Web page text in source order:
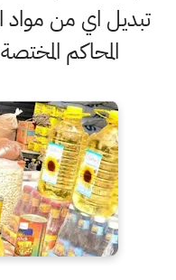
تبديل اي من مواد
المحاكم